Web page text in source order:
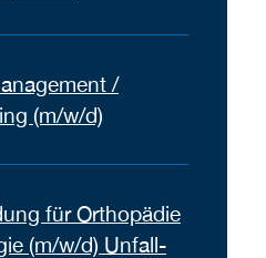
/
(m/w/d)
für Orthopädie
(m/w/d) Unfall-